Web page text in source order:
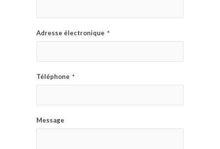
Adresse électronique *
Téléphone *
Message